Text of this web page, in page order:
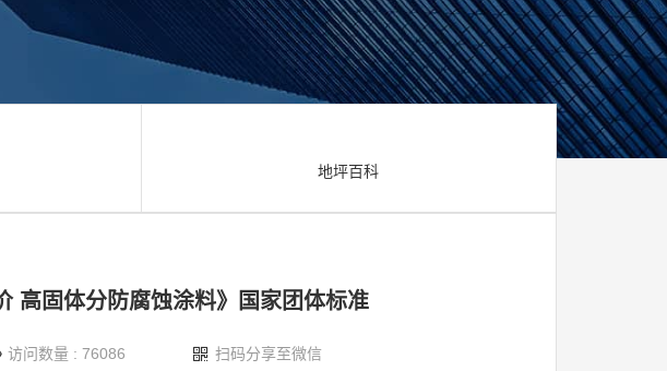
地坪百科
高固体分防腐蚀涂料》国家团体标准
访问数量 : 76086 扫码分享至微信